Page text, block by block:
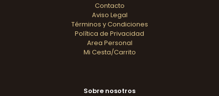
Contacto
Aviso Legal
Términos y Condiciones
Política de Privacidad
Area Personal
Mi Cesta/Carrito
Sobre nosotros